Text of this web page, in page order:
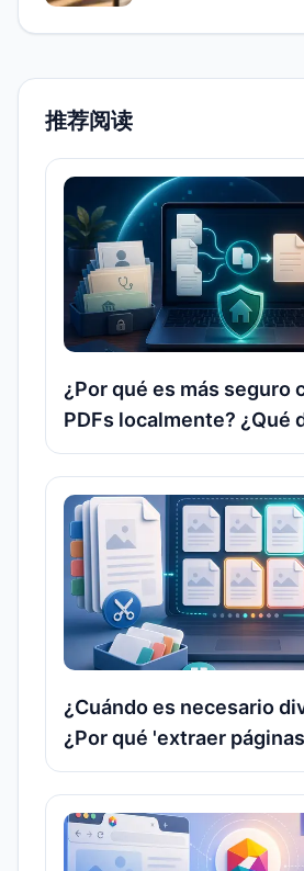
推荐阅读
¿Por qué es más seguro
PDFs localmente? ¿Qué
no conviene subir a
línea?
¿Cuándo es necesario
¿Por qué 'extraer
es una petición